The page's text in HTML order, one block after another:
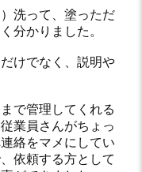
洗って、塗っただ
分かりました。
けでなく、説明や
で管理してくれる
業員さんがちょっ
絡をマメにしてい
依頼する方として